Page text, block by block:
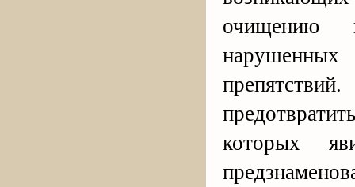
очищению
которых